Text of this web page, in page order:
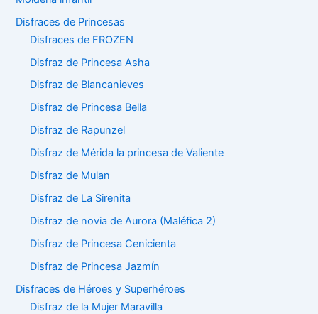
Disfraces de Princesas
Disfraces de FROZEN
Disfraz de Princesa Asha
Disfraz de Blancanieves
Disfraz de Princesa Bella
Disfraz de Rapunzel
Disfraz de Mérida la princesa de Valiente
Disfraz de Mulan
Disfraz de La Sirenita
Disfraz de novia de Aurora (Maléfica 2)
Disfraz de Princesa Cenicienta
Disfraz de Princesa Jazmín
Disfraces de Héroes y Superhéroes
Disfraz de la Mujer Maravilla